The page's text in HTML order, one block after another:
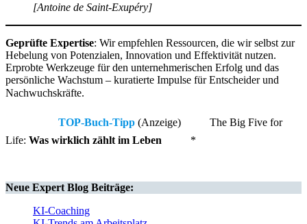
[Antoine de Saint-Exupéry]
Geprüfte Expertise: Wir empfehlen Ressourcen, die wir selbst zur
Hebelung von Potenzialen, Innovation und Effektivität nutzen.
Erprobte Werkzeuge für den unternehmerischen Erfolg und das
persönliche Wachstum – kuratierte Impulse für Entscheider und
Nachwuchskräfte.
TOP-Buch-Tipp (Anzeige)
The Big Five for
Life: Was wirklich zählt im Leben *
Neue Expert Blog Beiträge:
KI-Coaching